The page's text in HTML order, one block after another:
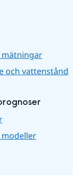
och vattenstånd